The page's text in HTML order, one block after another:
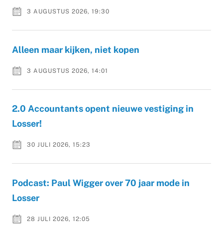
3 AUGUSTUS 2026, 19:30
Alleen maar kijken, niet kopen
3 AUGUSTUS 2026, 14:01
2.0 Accountants opent nieuwe vestiging in
Losser!
30 JULI 2026, 15:23
Podcast: Paul Wigger over 70 jaar mode in
Losser
28 JULI 2026, 12:05